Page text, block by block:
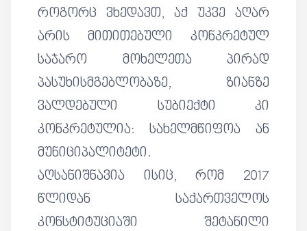
როგორც ვხედავთ, აქ უკვე აღარ
არის მითითებული კონკრეტულ
საჯარო მოხელეთა პირად
პასუხისმგებლობაზე, ზიანზე
ვალდებული სუბიექტი კი
კონკრეტულია: სახელმწიფოა ან
მუნიციპალიტეტი.
აღსანიშნავია ისიც, რომ 2017
წლიდან საქართველოს
კონსტიტუციაში შეტანილი